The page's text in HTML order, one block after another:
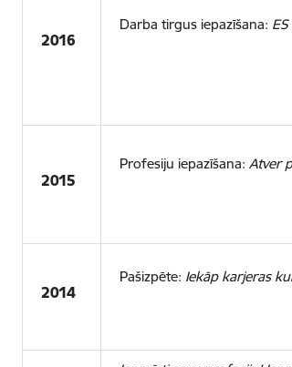
2016
Darba tirgus iepazīšana:
2015
Profesiju iepazīšana:Atver
2014
Pašizpēte: Iekāp karjeras